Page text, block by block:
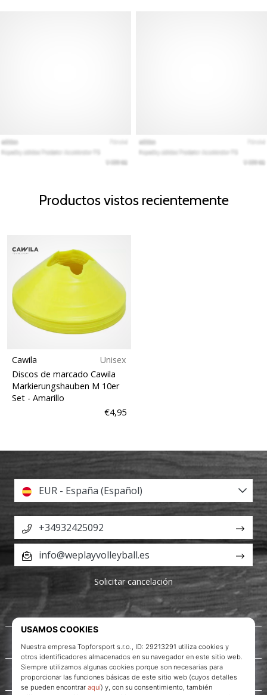
Productos vistos recientemente
Cawila
Unisex
Discos de marcado Cawila
Markierungshauben M 10er
Set - Amarillo
€4,95
Acerca de nosotros
Servicio al cliente
EUR - España (Español)
+34932425092
info@weplayvolleyball.es
Solicitar cancelación